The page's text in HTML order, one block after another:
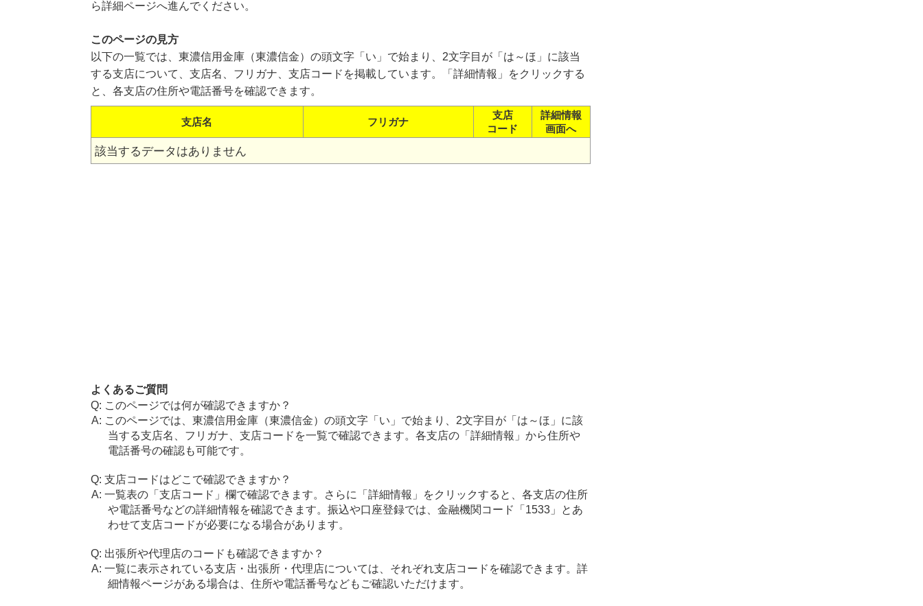
ら詳細ページへ進んでください。
このページの見方
以下の一覧では、東濃信用金庫（東濃信金）の頭文字「い」で始まり、2文字目が「は～ほ」に該当
する支店について、支店名、フリガナ、支店コードを掲載しています。「詳細情報」をクリックする
と、各支店の住所や電話番号を確認できます。
支店名 フリガナ
支店
コード
詳細情報
画面へ
該当するデータはありません
よくあるご質問
このページでは何が確認できますか？
このページでは、東濃信用金庫（東濃信金）の頭文字「い」で始まり、2文字目が「は～ほ」に該
当する支店名、フリガナ、支店コードを一覧で確認できます。各支店の「詳細情報」から住所や
電話番号の確認も可能です。
支店コードはどこで確認できますか？
一覧表の「支店コード」欄で確認できます。さらに「詳細情報」をクリックすると、各支店の住所
や電話番号などの詳細情報を確認できます。振込や口座登録では、金融機関コード「1533」とあ
わせて支店コードが必要になる場合があります。
出張所や代理店のコードも確認できますか？
一覧に表示されている支店・出張所・代理店については、それぞれ支店コードを確認できます。詳
細情報ページがある場合は、住所や電話番号などもご確認いただけます。